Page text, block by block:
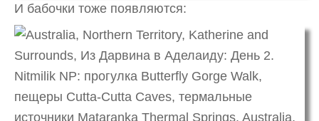
И бабочки тоже появляются: